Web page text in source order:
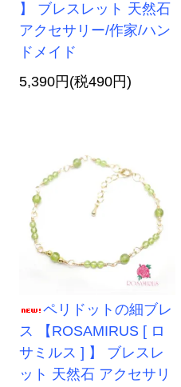
】 ブレスレット 天然石
アクセサリー/作家/ハン
ドメイド
5,390円(税490円)
ペリドットの細ブレ
ス 【ROSAMIRUS [ ロ
サミルス ] 】 ブレスレ
ット 天然石 アクセサリ